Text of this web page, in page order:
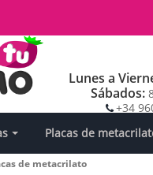
Lunes a
Sábados:
+34
Placas de
de metacrilato